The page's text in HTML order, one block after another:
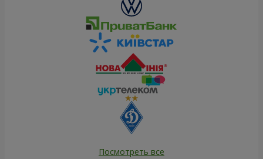
Посмотреть все